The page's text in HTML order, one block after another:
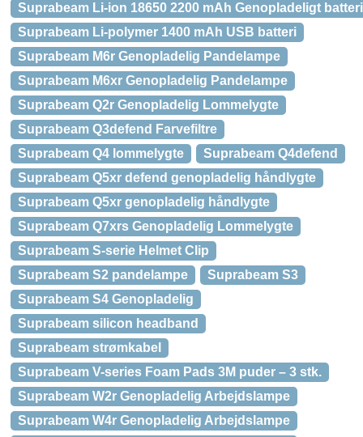
Suprabeam Li-ion 18650 2200 mAh Genopladeligt batteri
Suprabeam Li-polymer 1400 mAh USB batteri
Suprabeam M6r Genopladelig Pandelampe
Suprabeam M6xr Genopladelig Pandelampe
Suprabeam Q2r Genopladelig Lommelygte
Suprabeam Q3defend Farvefiltre
Suprabeam Q4 lommelygte
Suprabeam Q4defend
Suprabeam Q5xr defend genopladelig håndlygte
Suprabeam Q5xr genopladelig håndlygte
Suprabeam Q7xrs Genopladelig Lommelygte
Suprabeam S-serie Helmet Clip
Suprabeam S2 pandelampe
Suprabeam S3
Suprabeam S4 Genopladelig
Suprabeam silicon headband
Suprabeam strømkabel
Suprabeam V-series Foam Pads 3M puder – 3 stk.
Suprabeam W2r Genopladelig Arbejdslampe
Suprabeam W4r Genopladelig Arbejdslampe